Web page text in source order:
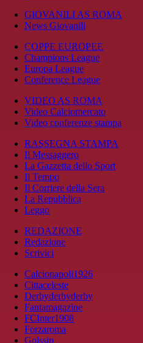
GIOVANILI AS ROMA
News Giovanili
COPPE EUROPEE
Champions League
Europa League
Conference League
VIDEO AS ROMA
Video Calciomercato
Video conferenze stampa
RASSEGNA STAMPA
Il Messaggero
La Gazzetta dello Sport
Il Tempo
Il Corriere della Sera
La Repubblica
Leggo
REDAZIONE
Redazione
Scrivici
Calcionapoli1926
Cittaceleste
Derbyderbyderby
Fantamagazine
FCInter1908
Forzaroma
Golssip